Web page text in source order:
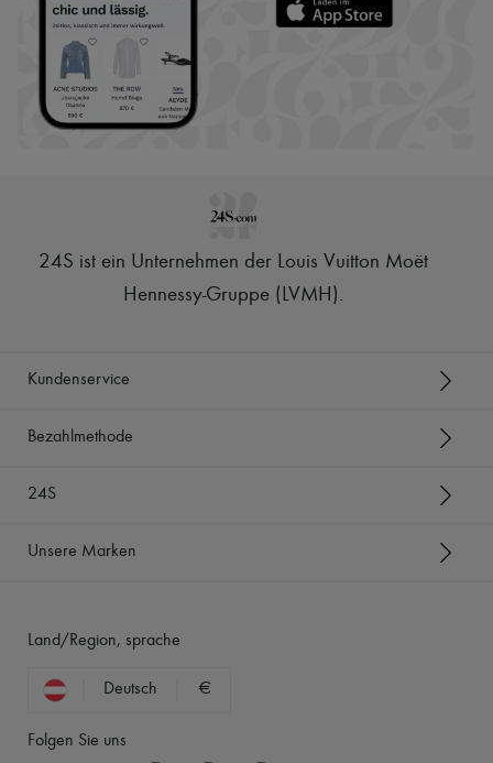
24S ist ein Unternehmen der Louis Vuitton Moët
Hennessy-Gruppe (LVMH).
Kundenservice
Bezahlmethode
24S
Unsere Marken
Land/Region, sprache
Deutsch €
Folgen Sie uns